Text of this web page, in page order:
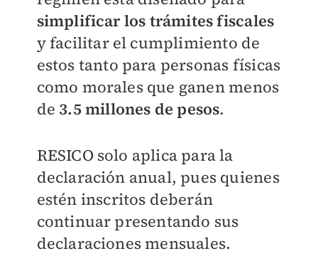
simplificar los trámites fiscales
y facilitar el cumplimiento de
estos tanto para personas físicas
como morales que ganen menos
de 3.5 millones de pesos.
RESICO solo aplica para la
declaración anual, pues quienes
estén inscritos deberán
continuar presentando sus
declaraciones mensuales.